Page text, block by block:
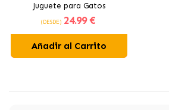
Juguete para Gatos
(DESDE) 24.99 €
Añadir al Carrito